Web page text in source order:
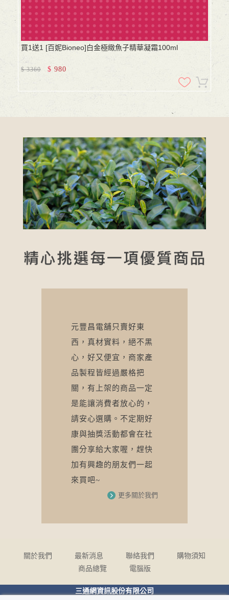
買1送1 [百妮Bioneo]白金極緻魚子精華凝霜100ml
$3360 $ 980
元豐昌電舖只賣好東
西，真材實料，絕不黑
心，好又便宜，商家產
品製程皆經過嚴格把
關，有上架的商品一定
是能讓消費者放心的，
請安心選購。不定期好
康與抽獎活動都會在社
團分享給大家喔，趕快
加有興趣的朋友們一起
來買吧~
更多關於我們
關於我們 最新消息 聯絡我們
購物須知
商品總覽
電腦版
三通網資訊股份有限公司